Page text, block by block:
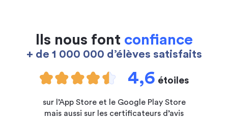
Ils nous font confiance
+ de 1 000 000 d’élèves satisfaits
4,6 étoiles
sur l’App Store et le Google Play Store
mais aussi sur les certificateurs d’avis